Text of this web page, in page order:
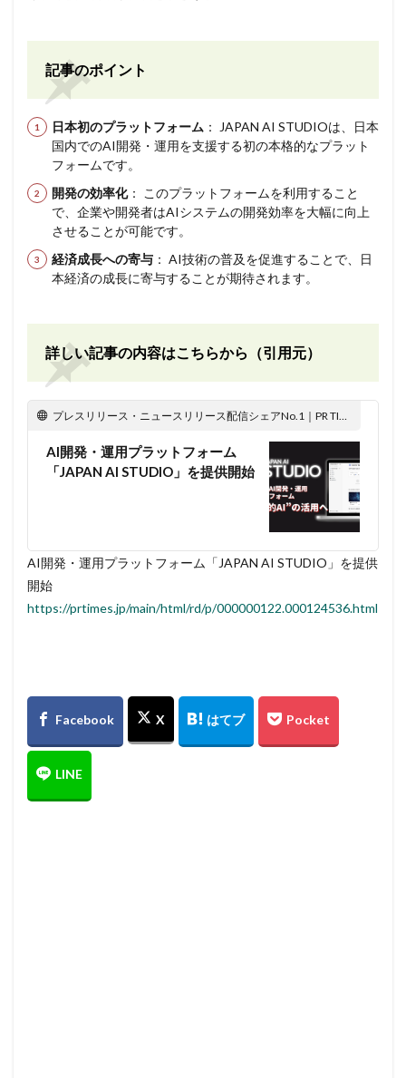
記事のポイント
日本初のプラットフォーム ： JAPAN AI STUDIOは、日本
国内でのAI開発・運用を支援する初の本格的なプラット
フォームです。
開発の効率化： このプラットフォームを利用すること
で、企業や開発者はAIシステムの開発効率を大幅に向上
させることが可能です。
経済成長への寄与 ： AI技術の普及を促進することで、日
本経済の成長に寄与することが期待されます。
詳しい記事の内容はこちらから（引用元）
プレスリリース・ニュースリリース配信シェアNo.1｜PR TIMES
AI開発・運用プラットフォーム
「JAPAN AI STUDIO」を提供開始
AI開発・運用プラットフォーム「JAPAN AI STUDIO」を提供
開始
https://prtimes.jp/main/html/rd/p/000000122.000124536.html